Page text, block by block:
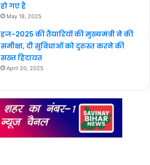
हो गए हैं
May 18, 2025
हज-2025 की तैयारियों की मुख्यमंत्री ने की
समीक्षा, दी सुविधाओं को दुरुस्त करने की
सख्त हिदायत
April 20, 2025